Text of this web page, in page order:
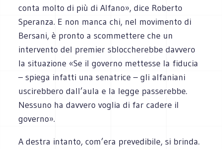
conta molto di più di Alfano», dice Roberto
Speranza. E non manca chi, nel movimento di
Bersani, è pronto a scommettere che un
intervento del premier sbloccherebbe davvero
la situazione «Se il governo mettesse la fiducia
– spiega infatti una senatrice – gli alfaniani
uscirebbero dall’aula e la legge passerebbe.
Nessuno ha davvero voglia di far cadere il
governo».
A destra intanto, com’era prevedibile, si brinda.